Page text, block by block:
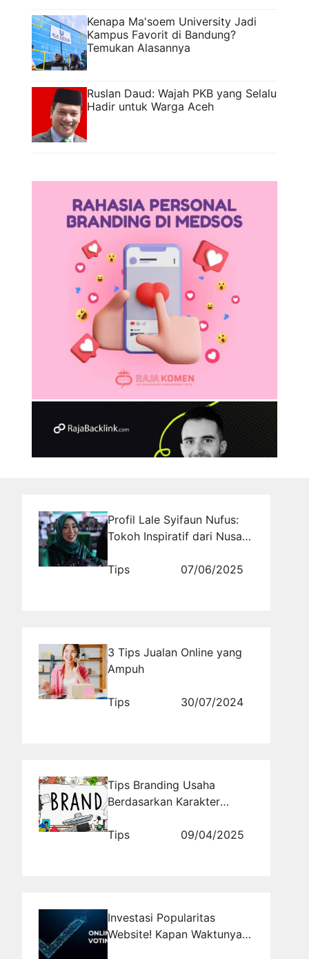
Kenapa Ma'soem University Jadi
Kampus Favorit di Bandung?
Temukan Alasannya
Ruslan Daud: Wajah PKB yang Selalu
Hadir untuk Warga Aceh
Profil Lale Syifaun Nufus:
Tokoh Inspiratif dari Nusa
Tips
07/06/2025
3 Tips Jualan Online yang
Ampuh
Tips 30/07/2024
Tips Branding Usaha
Berdasarkan Karakter
Tips
09/04/2025
Investasi Popularitas
Website! Kapan Waktunya